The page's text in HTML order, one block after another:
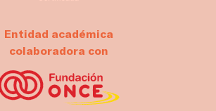
Entidad académica
colaboradora con